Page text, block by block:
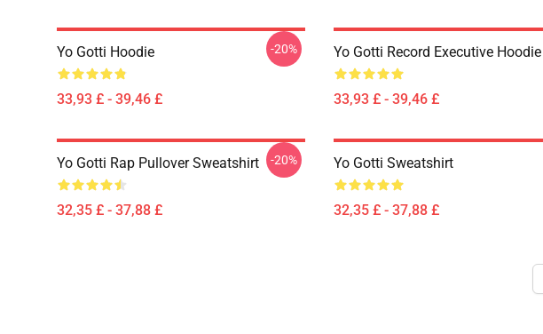
Yo Gotti Hoodie
33,93 £ - 39,46 £
-20% Yo Gotti Record Executive Hoodie
33,93 £ - 39,46 £
Yo Gotti Rap Pullover Sweatshirt
32,35 £ - 37,88 £
-20% Yo Gotti Sweatshirt
32,35 £ - 37,88 £